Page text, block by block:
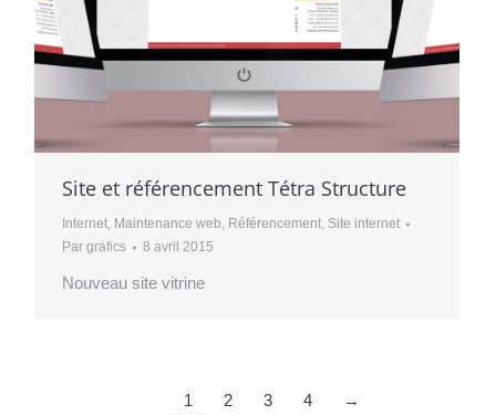
Site et référencement Tétra Structure
Internet, Maintenance web, Référencement, Site internet
Pargrafics 8 avril 2015
Nouveau site vitrine
1 2 3 4 →